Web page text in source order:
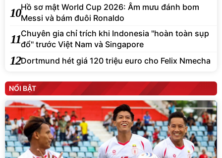
10Hồ sơ mật World Cup 2026: Âm mưu đánh bom
Messi và bám đuôi Ronaldo
11Chuyên gia chỉ trích khi Indonesia "hoàn toàn sụp
đổ" trước Việt Nam và Singapore
12Dortmund hét giá 120 triệu euro cho Felix Nmecha
NỔI BẬT